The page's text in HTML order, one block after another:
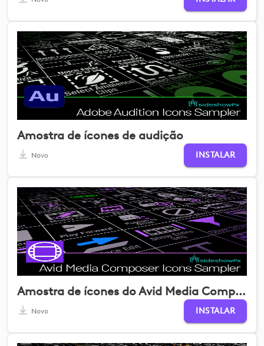
Amostra de ícones de audição
Novo INSTALAR
Amostra de ícones do Avid Media Composer
Novo INSTALAR